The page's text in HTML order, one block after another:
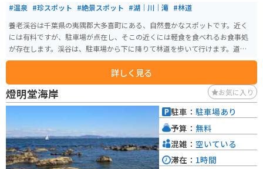
#温泉 #珍スポット #絶景スポット #湖｜川｜滝 #林道
養老渓谷は千葉県の夷隅郡大多喜町にある、自然豊かなスポットです。近く
には有料ですが、駐車場が点在し、そこの近くには軽食を食べれるお食事処
が存在します。渓谷は、駐車場から下に降りて林道を歩いて行けます。道は滑
りやすいので、気をつけてください。
詳しく見る
燈明堂海岸 お気に入り
駐車： 駐車場あり
予算： 無料
混雑： 空いている
滞在： 1時間